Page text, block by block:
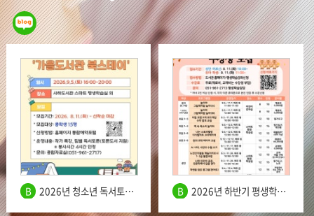
블로
그
2026년 청소년 독서토론 캠프 '가을도서관 북스테이' 운영 2026년 하반기 평생학습 프로그램 수강생 모집